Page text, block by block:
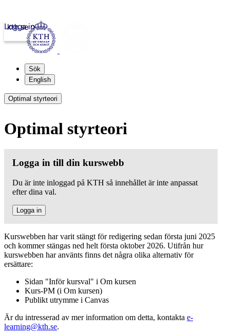
kth.se
Logga in
Sök
English
Optimal styrteori
Optimal styrteori
Logga in till din kurswebb
Du är inte inloggad på KTH så innehållet är inte anpassat
efter dina val.
Logga in
Kurswebben har varit stängt för redigering sedan första juni 2025
och kommer stängas ned helt första oktober 2026. Utifrån hur
kurswebben har använts finns det några olika alternativ för
ersättare:
Sidan "Inför kursval" i Om kursen
Kurs-PM (i Om kursen)
Publikt utrymme i Canvas
Är du intresserad av mer information om detta, kontakta e-
learning@kth.se.